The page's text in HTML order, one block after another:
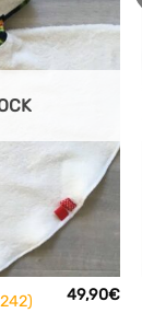
articles
favoris
49,90€